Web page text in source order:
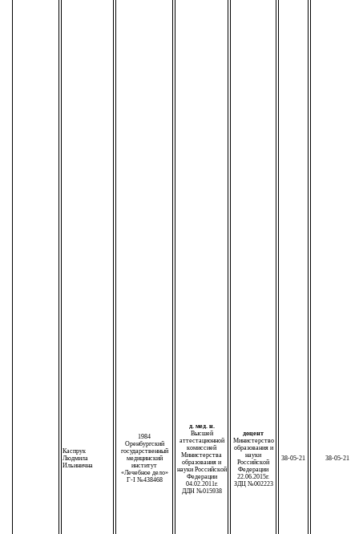
Каспрук
Людмила
Ильинична
1984
Оренбургский
государственный
медицинский
институт
«Лечебное дело»
Г-I №438468
д. мед. н.
Высшей
аттестационной
комиссией
Министерства
образования и
науки Российской
Федерации
04.02.2011г.
ДДН №015938
доцент
Министерство
образования и
науки
Российской
Федерации
22.06.2015г.
ЗДЦ №002223
38-05-21 38-05-21